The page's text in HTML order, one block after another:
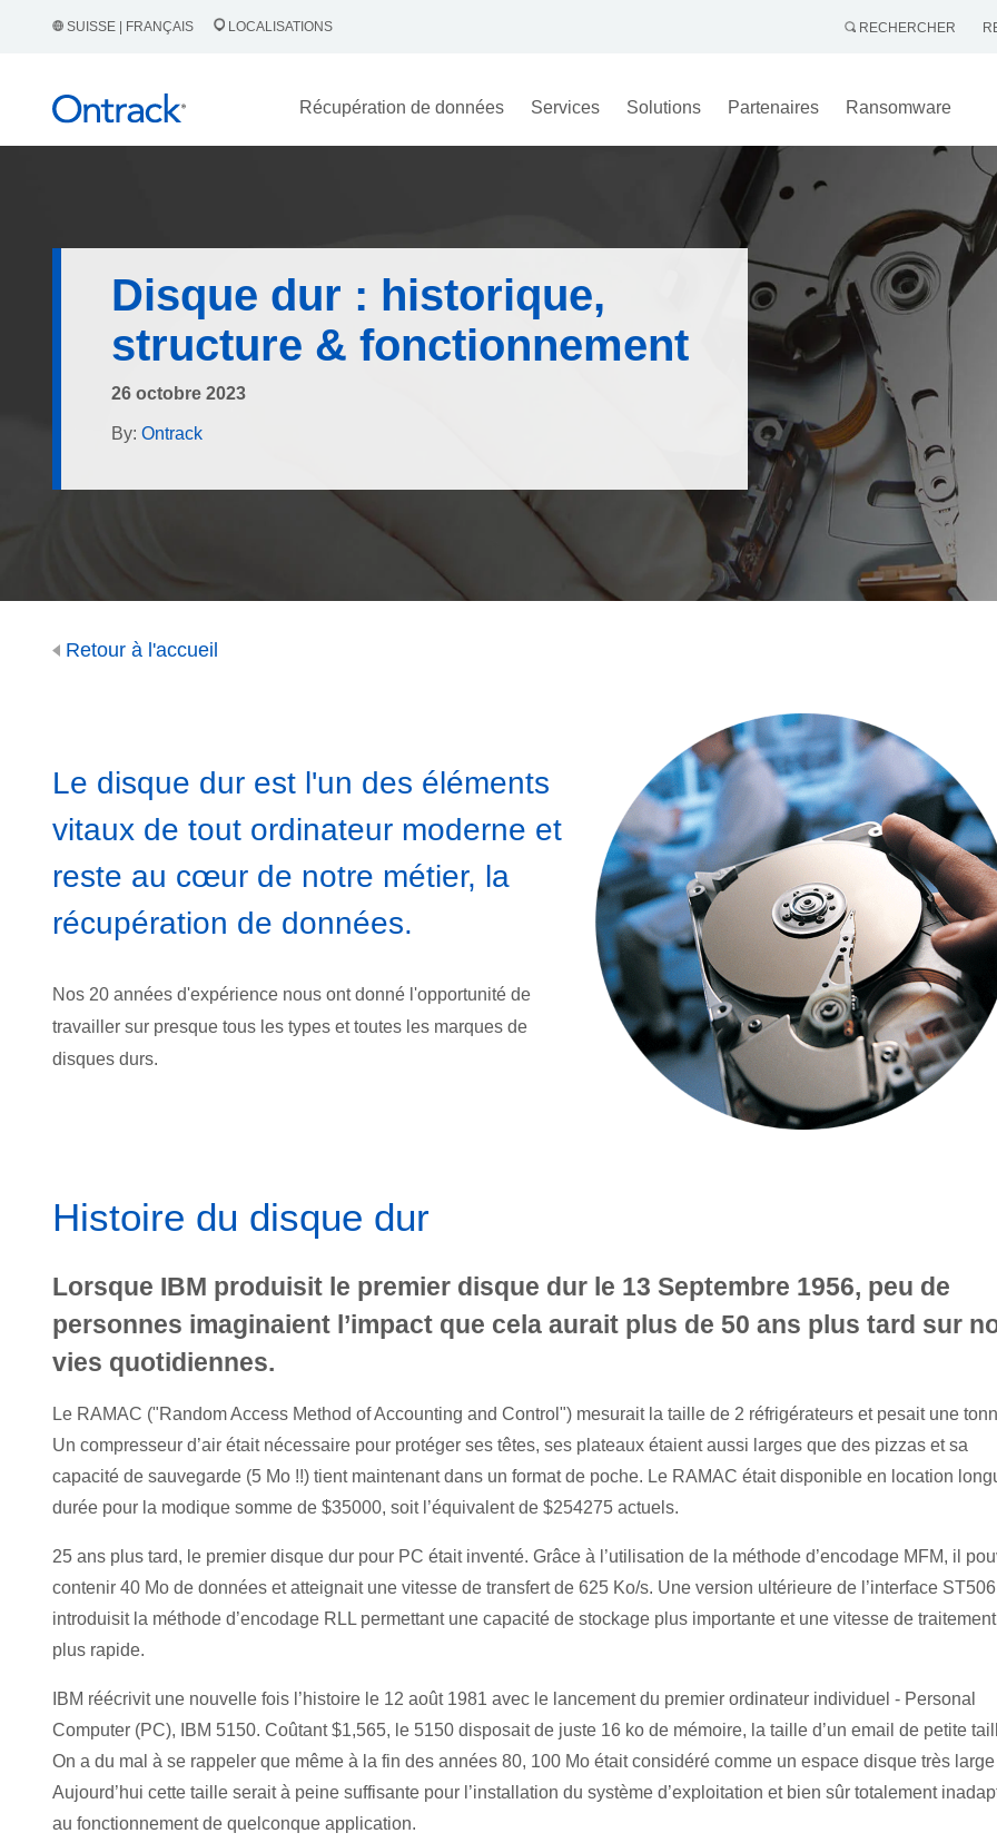
SUISSE | FRANÇAIS LOCALISATIONS RECHERCHER
Récupération de données Services Solutions Partenaires Ransomware
Disque dur : historique,
structure & fonctionnement
26 octobre 2023
By: Ontrack
Retour à l'accueil
Le disque dur est l'un des éléments
vitaux de tout ordinateur moderne et
reste au cœur de notre métier, la
récupération de données.
Nos 20 années d'expérience nous ont donné l'opportunité de
travailler sur presque tous les types et toutes les marques de
disques durs.
Histoire du disque dur
Lorsque IBM produisit le premier disque dur le 13 Septembre 1956, peu de
personnes imaginaient l’impact que cela aurait plus de 50 ans plus tard sur
vies quotidiennes.
Le RAMAC ("Random Access Method of Accounting and Control") mesurait la taille de 2 réfrigérateurs et pesait une
Un compresseur d’air était nécessaire pour protéger ses têtes, ses plateaux étaient aussi larges que des pizzas et sa
capacité de sauvegarde (5 Mo !!) tient maintenant dans un format de poche. Le RAMAC était disponible en location
durée pour la modique somme de $35000, soit l’équivalent de $254275 actuels.
25 ans plus tard, le premier disque dur pour PC était inventé. Grâce à l’utilisation de la méthode d’encodage MFM, il
contenir 40 Mo de données et atteignait une vitesse de transfert de 625 Ko/s. Une version ultérieure de l’interface ST506
introduisit la méthode d’encodage RLL permettant une capacité de stockage plus importante et une vitesse de traitement
plus rapide.
IBM réécrivit une nouvelle fois l’histoire le 12 août 1981 avec le lancement du premier ordinateur individuel - Personal
Computer (PC), IBM 5150. Coûtant $1,565, le 5150 disposait de juste 16 ko de mémoire, la taille d’un email de petite
On a du mal à se rappeler que même à la fin des années 80, 100 Mo était considéré comme un espace disque très large
Aujourd’hui cette taille serait à peine suffisante pour l’installation du système d’exploitation et bien sûr totalement
au fonctionnement de quelconque application.